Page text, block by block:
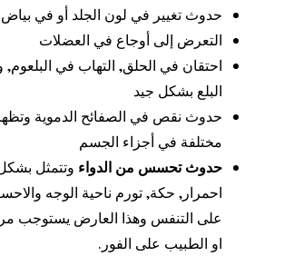
حدوث تغيير في لون الجلد أو في بياض
التعرض إلى أوجاع في العضلات
احتقان في الحلق, التهاب في
البلع بشكل جيد
حدوث نقص في الصفائح الدموية
مختلفة في أجزاء الجسم
حدوث تحسس من الدواء وتتمثل
احمرار, حكة, تورم ناحية الوجه
على التنفس وهذا العارض يستوجب
او الطبيب على الفور.